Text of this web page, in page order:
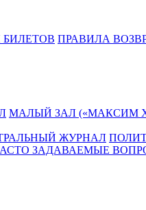
ПРАВИЛА
МАЛЫЙ ЗАЛ («МАКСИМ
ЖУРНАЛ
ЗАДАВАЕМЫЕ